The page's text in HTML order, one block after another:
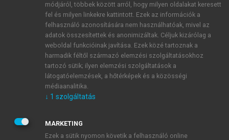
ÚJ FIÓK LÉTREHOZÁSA
1 óra díjmentes hozzáférés
E-MAIL-CÍM
JELSZÓ
módjáról, többek között arról, hogy milyen oldalakat keresett
fel és milyen linkekre kattintott. Ezek az információk a
felhasználó azonosítására nem használhatóak, mivel az
adatok összesítettek és anonimizáltak. Céljuk kizárólag a
weboldal funkcióinak javítása. Ezek közé tartoznak a
harmadik féltől származó elemzési szolgáltatásokhoz
tartozó sütik; ilyen elemzési szolgáltatások a
látogatóelemzések, a hőtérképek és a közösségi
médiaanalitika.
↓ 1 szolgáltatás
MARKETING
Ezek a sütik nyomon követik a felhasználó online